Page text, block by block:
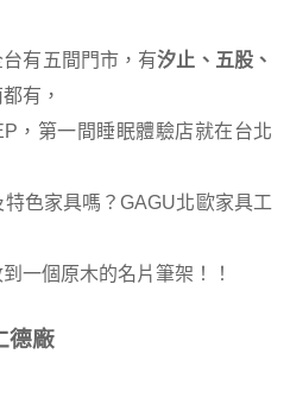
有五間門市，有汐止、五股、
有，
，第一間睡眠體驗店就在台北
色家具嗎？GAGU北歐家具工
一個原木的名片筆架！！
德廠